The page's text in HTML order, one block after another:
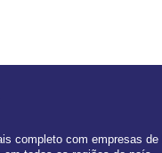
completo com empresas